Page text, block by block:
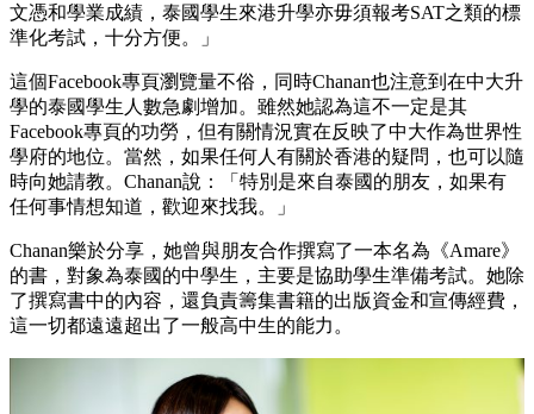
文憑和學業成績，泰國學生來港升學亦毋須報考SAT之類的標
準化考試，十分方便。」
這個Facebook專頁瀏覽量不俗，同時Chanan也注意到在中大升
學的泰國學生人數急劇增加。雖然她認為這不一定是其
Facebook專頁的功勞，但有關情況實在反映了中大作為世界性
學府的地位。當然，如果任何人有關於香港的疑問，也可以隨
時向她請教。Chanan說：「特別是來自泰國的朋友，如果有
任何事情想知道，歡迎來找我。」
Chanan樂於分享，她曾與朋友合作撰寫了一本名為《Amare》
的書，對象為泰國的中學生，主要是協助學生準備考試。她除
了撰寫書中的內容，還負責籌集書籍的出版資金和宣傳經費，
這一切都遠遠超出了一般高中生的能力。